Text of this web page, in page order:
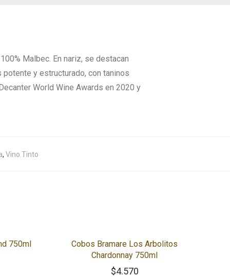
Malbec. En nariz, se destacan
y estructurado, con taninos
World Wine Awards en 2020 y
, Vino Tinto
750ml
Cobos Bramare Los Arbolitos
Chardonnay 750ml
$4.570